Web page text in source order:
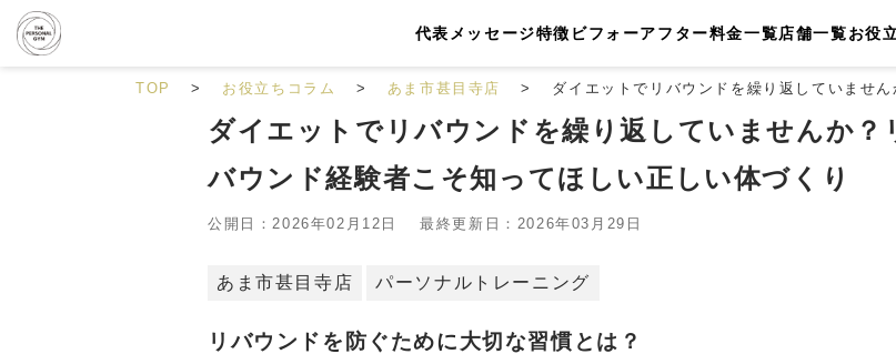
代表メッセージ特徴 ビフォーアフター料金一覧店舗一覧お役
TOP お役立ちコラム あま市甚目寺店 ダイエットでリバウンドを繰り返していませ
ダイエットでリバウンドを繰り返していませんか？
バウンド経験者こそ知ってほしい正しい体づくり
公開日：2026年02月12日 最終更新日：2026年03月29日
あま市甚目寺店 パーソナルトレーニング
リバウンドを防ぐために大切な習慣とは？